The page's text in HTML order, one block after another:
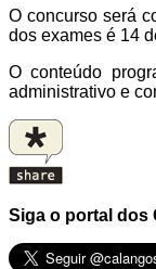
O concurso será
dos exames é 14
O conteúdo
administrativo e
Siga o portal dos